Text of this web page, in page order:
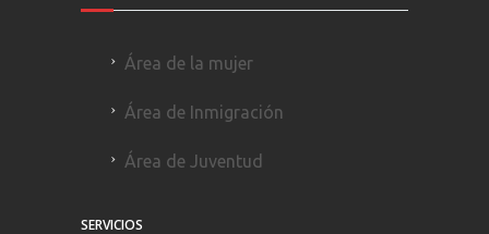
Área de la mujer
Área de Inmigración
Área de Juventud
SERVICIOS